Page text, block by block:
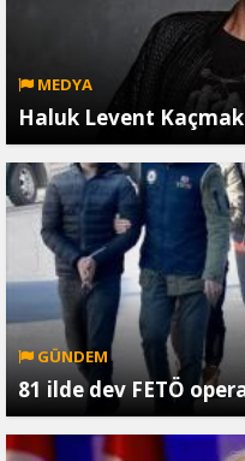
MEDYA
Haluk Levent
GÜNDEM
81 ilde dev FETÖ